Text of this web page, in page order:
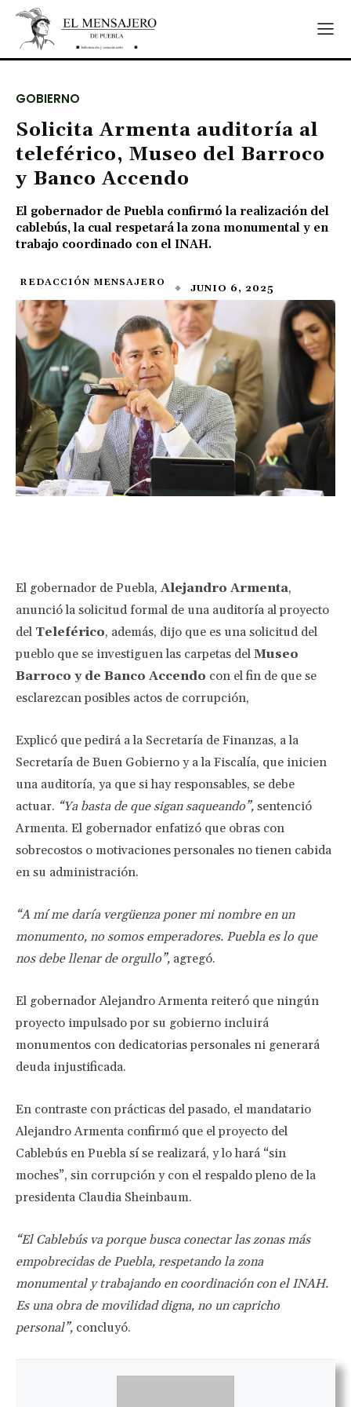
GOBIERNO
Solicita Armenta auditoría al
teleférico, Museo del Barroco
y Banco Accendo
El gobernador de Puebla confirmó la realización del
cablebús, la cual respetará la zona monumental y en
trabajo coordinado con el INAH.
REDACCIÓN MENSAJERO JUNIO 6, 2025
El gobernador de Puebla, Alejandro Armenta,
anunció la solicitud formal de una auditoría al proyecto
del Teleférico, además, dijo que es una solicitud del
pueblo que se investiguen las carpetas del Museo
Barroco y de Banco Accendo con el fin de que se
esclarezcan posibles actos de corrupción,
Explicó que pedirá a la Secretaría de Finanzas, a la
Secretaría de Buen Gobierno y a la Fiscalía, que inicien
una auditoría, ya que si hay responsables, se debe
actuar. “Ya basta de que sigan saqueando”, sentenció
Armenta. El gobernador enfatizó que obras con
sobrecostos o motivaciones personales no tienen cabida
en su administración.
“A mí me daría vergüenza poner mi nombre en un
monumento, no somos emperadores. Puebla es lo que
nos debe llenar de orgullo”, agregó.
El gobernador Alejandro Armenta reiteró que ningún
proyecto impulsado por su gobierno incluirá
monumentos con dedicatorias personales ni generará
deuda injustificada.
En contraste con prácticas del pasado, el mandatario
Alejandro Armenta confirmó que el proyecto del
Cablebús en Puebla sí se realizará, y lo hará “sin
moches”, sin corrupción y con el respaldo pleno de la
presidenta Claudia Sheinbaum.
“El Cablebús va porque busca conectar las zonas más
empobrecidas de Puebla, respetando la zona
monumental y trabajando en coordinación con el INAH.
Es una obra de movilidad digna, no un capricho
personal”, concluyó.